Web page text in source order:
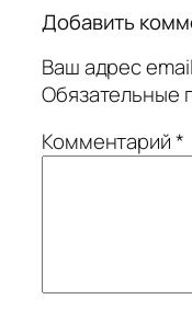
Добавить
Ваш адрес
Обязательные
Комментарий*